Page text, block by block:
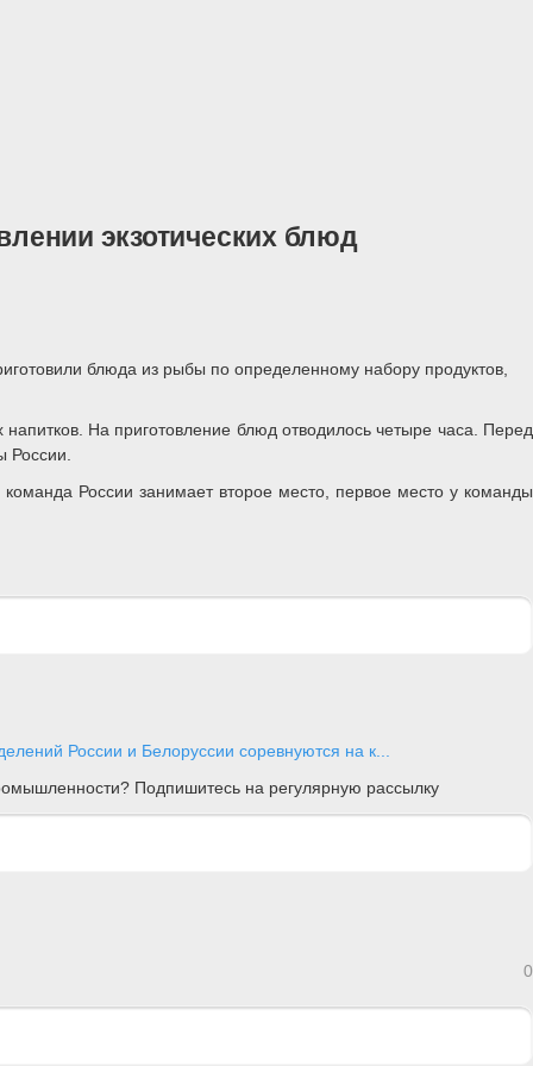
экзотических блюд
блюда из рыбы по определенному набору продуктов,
На приготовление блюд отводилось четыре часа. Перед
России.
России занимает второе место, первое место у команды
России и Белоруссии соревнуются на к...
Подпишитесь на регулярную рассылку
0